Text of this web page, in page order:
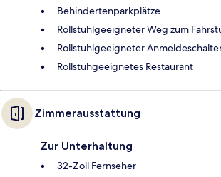
Behindertenparkplätze
Rollstuhlgeeigneter Weg zum
Rollstuhlgeeigneter
Rollstuhgeeignetes Restaurant
Zimmerausstattung
Zur Unterhaltung
32-Zoll Fernseher